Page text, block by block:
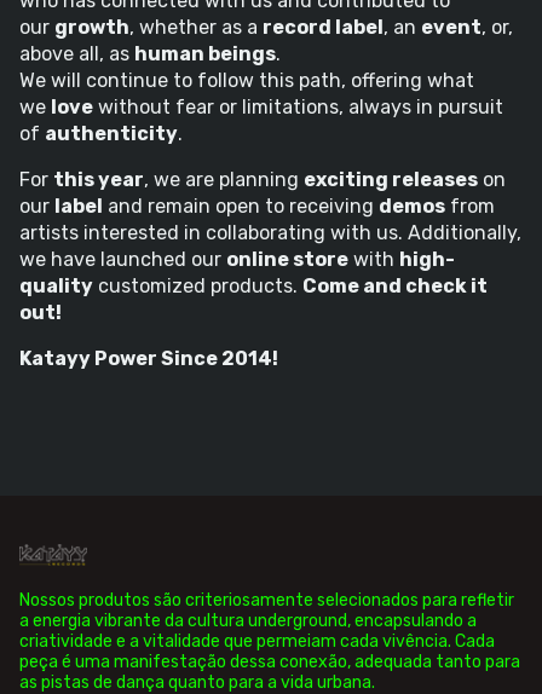
our growth, whether as a record label, an event, or,
above all, as human beings.
We will continue to follow this path, offering what
we love without fear or limitations, always in pursuit
of authenticity.
For this year, we are planning exciting releases on
our label and remain open to receiving demos from
artists interested in collaborating with us. Additionally,
we have launched our online store with high-
quality customized products. Come and check it
out!
Katayy Power Since 2014!
Nossos produtos são criteriosamente selecionados para refletir
a energia vibrante da cultura underground, encapsulando a
criatividade e a vitalidade que permeiam cada vivência. Cada
peça é uma manifestação dessa conexão, adequada tanto para
as pistas de dança quanto para a vida urbana.